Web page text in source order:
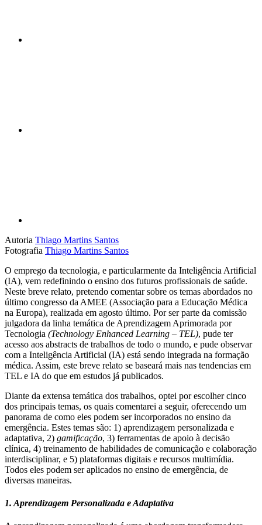
Autoria Thiago Martins Santos
Fotografia Thiago Martins Santos
O emprego da tecnologia, e particularmente da Inteligência Artificial
(IA), vem redefinindo o ensino dos futuros profissionais de saúde.
Neste breve relato, pretendo comentar sobre os temas abordados no
último congresso da AMEE (Associação para a Educação Médica
na Europa), realizada em agosto último. Por ser parte da comissão
julgadora da linha temática de Aprendizagem Aprimorada por
Tecnologia (Technology Enhanced Learning – TEL), pude ter
acesso aos abstracts de trabalhos de todo o mundo, e pude observar
com a Inteligência Artificial (IA) está sendo integrada na formação
médica. Assim, este breve relato se baseará mais nas tendencias em
TEL e IA do que em estudos já publicados.
Diante da extensa temática dos trabalhos, optei por escolher cinco
dos principais temas, os quais comentarei a seguir, oferecendo um
panorama de como eles podem ser incorporados no ensino da
emergência. Estes temas são: 1) aprendizagem personalizada e
adaptativa, 2) gamificação, 3) ferramentas de apoio à decisão
clínica, 4) treinamento de habilidades de comunicação e colaboração
interdisciplinar, e 5) plataformas digitais e recursos multimídia.
Todos eles podem ser aplicados no ensino de emergência, de
diversas maneiras.
1. Aprendizagem Personalizada e Adaptativa